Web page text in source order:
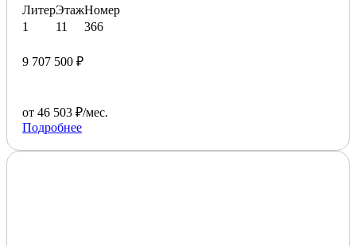
Литер
1
Этаж
11
Номер
366
9 707 500 ₽
от 46 503 ₽/мес.
Подробнее